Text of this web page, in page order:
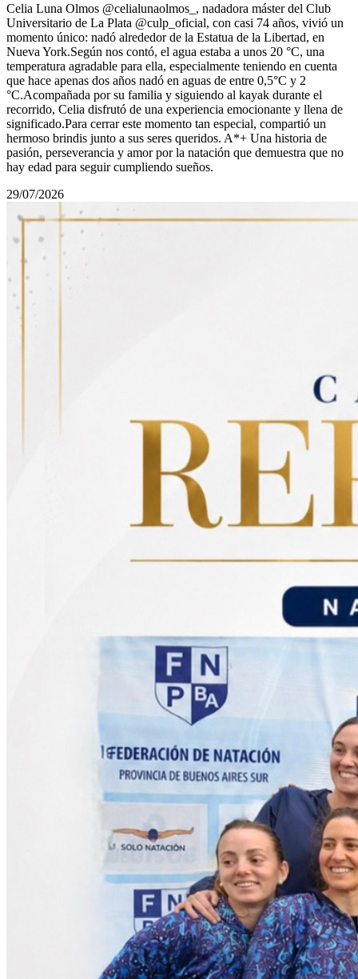
Celia Luna Olmos @celialunaolmos_, nadadora máster del Club
Universitario de La Plata @culp_oficial, con casi 74 años, vivió un
momento único: nadó alrededor de la Estatua de la Libertad, en
Nueva York.Según nos contó, el agua estaba a unos 20 °C, una
temperatura agradable para ella, especialmente teniendo en cuenta
que hace apenas dos años nadó en aguas de entre 0,5°С y 2
°C.Acompañada por su familia y siguiendo al kayak durante el
recorrido, Celia disfrutó de una experiencia emocionante y llena de
significado.Para cerrar este momento tan especial, compartió un
hermoso brindis junto a sus seres queridos. A*+ Una historia de
pasión, perseverancia y amor por la natación que demuestra que no
hay edad para seguir cumpliendo sueños.
29/07/2026